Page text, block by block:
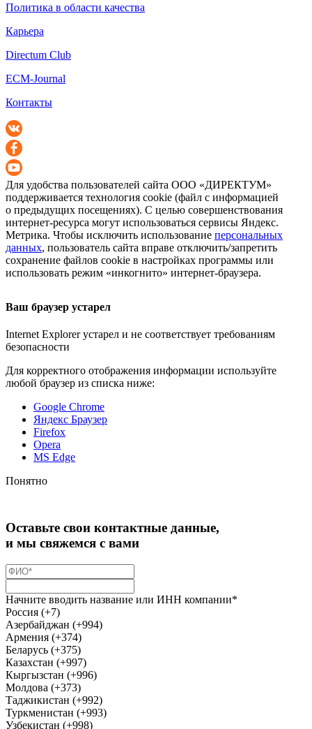
Политика в области качества
Карьера
Directum Club
ECM-Journal
Контакты
Для удобства пользователей сайта ООО «ДИРЕКТУМ»
поддерживается технология cookie (файл с информацией
о предыдущих посещениях). С целью совершенствования
интернет-ресурса могут использоваться сервисы Яндекс.
Метрика. Чтобы исключить использование персональных
данных, пользователь сайта вправе отключить/запретить
сохранение файлов cookie в настройках программы или
использовать режим «инкогнито» интернет-браузера.
Ваш браузер устарел
Internet Explorer устарел и не соответствует требованиям
безопасности
Для корректного отображения информации используйте
любой браузер из списка ниже:
Google Chrome
Яндекс Браузер
Firefox
Opera
MS Edge
Понятно
Оставьте свои контактные данные,
и мы свяжемся с вами
Начните вводить название или ИНН компании*
Россия (+7)
Азербайджан (+994)
Армения (+374)
Беларусь (+375)
Казахстан (+997)
Кыргызстан (+996)
Молдова (+373)
Таджикистан (+992)
Туркменистан (+993)
Узбекистан (+998)